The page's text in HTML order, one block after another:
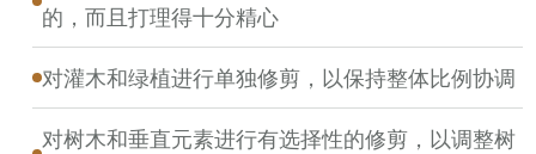
的，而且打理得十分精心
对灌木和绿植进行单独修剪，以保持整体比例协调
对树木和垂直元素进行有选择性的修剪，以调整树